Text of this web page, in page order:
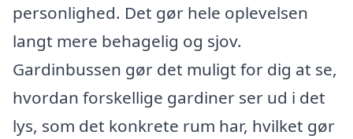
personlighed. Det gør hele oplevelsen
langt mere behagelig og sjov.
Gardinbussen gør det muligt for dig at se,
hvordan forskellige gardiner ser ud i det
lys, som det konkrete rum har, hvilket gør